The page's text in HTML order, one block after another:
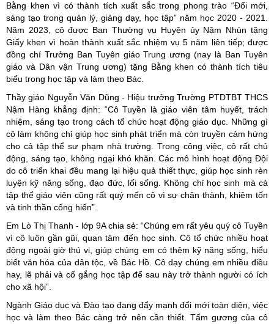
Bằng khen vì có thành tích xuất sắc trong phong trào “Đổi mới,
sáng tạo trong quản lý, giảng dạy, học tập” năm học 2020 - 2021.
Năm 2023, cô được Ban Thường vụ Huyện ủy Nậm Nhùn tặng
Giấy khen vì hoàn thành xuất sắc nhiệm vụ 5 năm liên tiếp; được
đồng chí Trưởng Ban Tuyên giáo Trung ương (nay là Ban Tuyên
giáo và Dân vận Trung ương) tặng Bằng khen có thành tích tiêu
biểu trong học tập và làm theo Bác.
Thầy giáo Nguyễn Văn Dũng - Hiệu trưởng Trường PTDTBT THCS
Nậm Hàng khẳng định: “Cô Tuyền là giáo viên tâm huyết, trách
nhiệm, sáng tạo trong cách tổ chức hoạt động giáo dục. Những gì
cô làm không chỉ giúp học sinh phát triển mà còn truyền cảm hứng
cho cả tập thể sư phạm nhà trường. Trong công việc, cô rất chủ
động, sáng tạo, không ngại khó khăn. Các mô hình hoạt động Đội
do cô triển khai đều mang lại hiệu quả thiết thực, giúp học sinh rèn
luyện kỹ năng sống, đạo đức, lối sống. Không chỉ học sinh mà cả
tập thể giáo viên cũng rất quý mến cô vì sự chân thành, khiêm tốn
và tinh thần cống hiến”.
Em Lò Thị Thanh - lớp 9A chia sẻ: “Chúng em rất yêu quý cô Tuyền
vì cô luôn gần gũi, quan tâm đến học sinh. Cô tổ chức nhiều hoạt
động ngoài giờ thú vị, giúp chúng em có thêm kỹ năng sống, hiểu
biết văn hóa của dân tộc, về Bác Hồ. Cô dạy chúng em nhiều điều
hay, lẽ phải và cố gắng học tập để sau này trở thành người có ích
cho xã hội”.
Ngành Giáo dục và Đào tạo đang đẩy mạnh đổi mới toàn diện, việc
học và làm theo Bác càng trở nên cần thiết. Tấm gương của cô